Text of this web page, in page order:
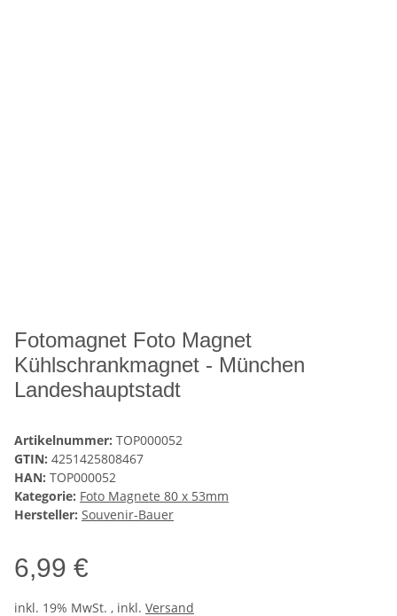
Fotomagnet Foto Magnet
Kühlschrankmagnet - München
Landeshauptstadt
Artikelnummer: TOP000052
GTIN: 4251425808467
HAN: TOP000052
Kategorie: Foto Magnete 80 x 53mm
Hersteller: Souvenir-Bauer
6,99 €
inkl. 19% MwSt. , inkl. Versand